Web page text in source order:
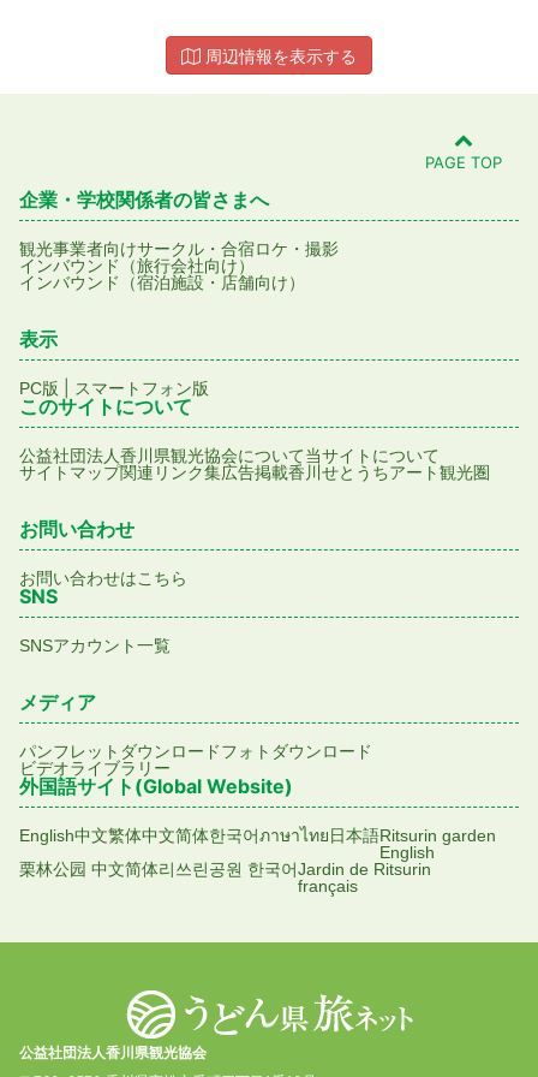
周辺情報を表示する
PAGE TOP
企業・学校関係者の皆さまへ
観光事業者向けサークル・合宿ロケ・撮影
インバウンド（旅行会社向け）
インバウンド（宿泊施設・店舗向け）
表示
PC版 スマートフォン版
このサイトについて
公益社団法人香川県観光協会について当サイトについて
サイトマップ関連リンク集広告掲載香川せとうちアート観光圏
お問い合わせ
お問い合わせはこちら
SNS
SNSアカウント一覧
メディア
パンフレットダウンロードフォトダウンロード
ビデオライブラリー
外国語サイト(Global Website)
English中文繁体中文简体한국어ภาษาไทย日本語Ritsurin garden
English
栗林公园 中文简体리쓰린공원 한국어Jardin de Ritsurin
français
公益社団法人香川県観光協会